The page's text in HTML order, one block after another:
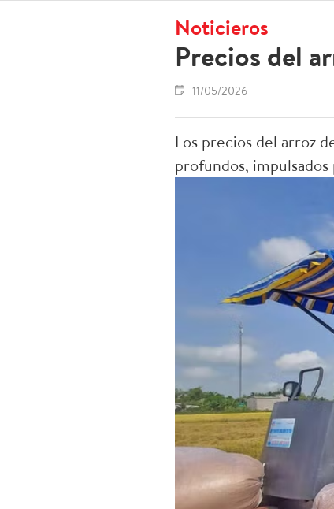
Noticieros
Precios del
11/05/2026
Los precios del arroz
profundos,